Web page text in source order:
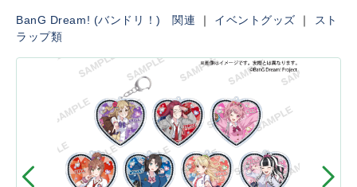
BanG Dream! (バンドリ！) 関連 ｜ イベントグッズ ｜
スト
ラップ類